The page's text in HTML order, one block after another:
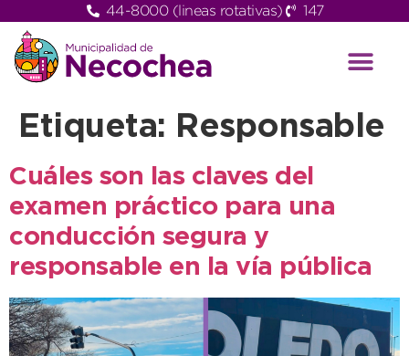
44-8000 (lineas rotativas) 147
Etiqueta: Responsable
Cuáles son las claves del
examen práctico para una
conducción segura y
responsable en la vía pública